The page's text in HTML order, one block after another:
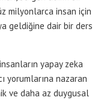
milyonlarca insan için
geldiğine dair bir ders
yapay zeka
yorumlarına nazaran
ve daha az duygusal